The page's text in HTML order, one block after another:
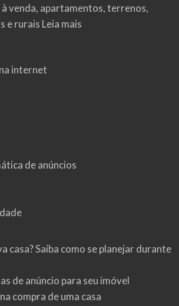
à venda, apartamentos, terrenos,
e rurais Leia mais
internet
de anúncios
casa? Saiba como se planejar durante
de anúncio para seu imóvel
compra de uma casa